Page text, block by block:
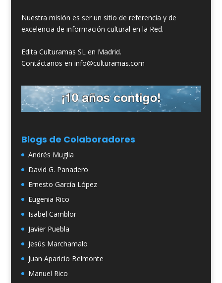
Nuestra misión es ser un sitio de referencia y de
excelencia de información cultural en la Red.
Edita Culturamas SL en Madrid.
Contáctanos en info@culturamas.com
Blogs de Colaboradores
Andrés Muglia
David G. Panadero
Ernesto García López
Eugenia Rico
Isabel Camblor
Javier Puebla
Jesús Marchamalo
Juan Aparicio Belmonte
Manuel Rico